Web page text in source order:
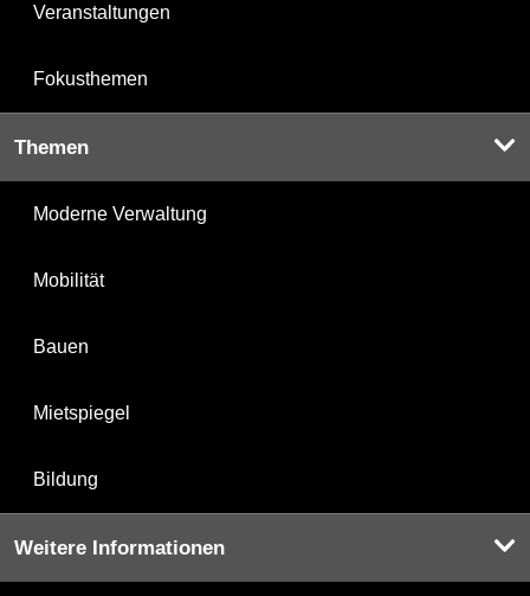
Veranstaltungen
Fokusthemen
Themen
Moderne Verwaltung
Mobilität
Bauen
Mietspiegel
Bildung
Weitere Informationen